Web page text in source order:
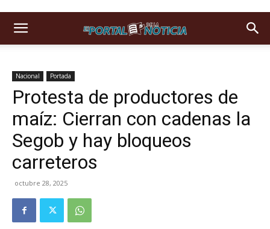
Nacional Portada
Protesta de productores de
maíz: Cierran con cadenas la
Segob y hay bloqueos
carreteros
octubre 28, 2025